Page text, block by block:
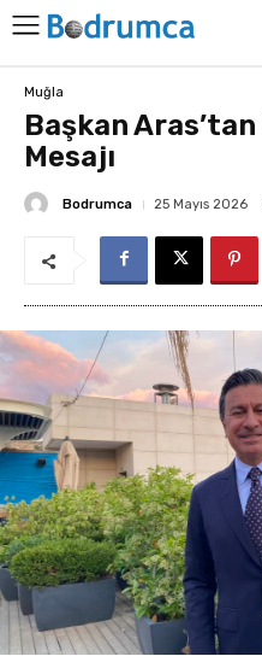
Muğla
Başkan
Mesajı
Bodrumca 25 Mayıs 2026